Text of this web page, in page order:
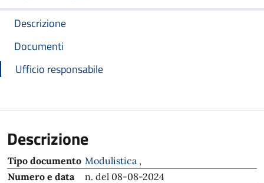
Descrizione
Documenti
Ufficio responsabile
Descrizione
Tipo documento Modulistica ,
Numero e data
n. del 08-08-2024